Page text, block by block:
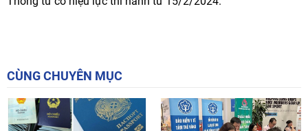
CÙNG CHUYÊN MỤC